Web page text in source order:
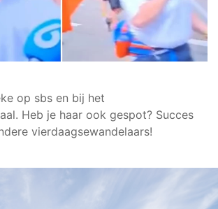
op sbs en bij het
Heb je haar ook gespot? Succes
vierdaagsewandelaars!